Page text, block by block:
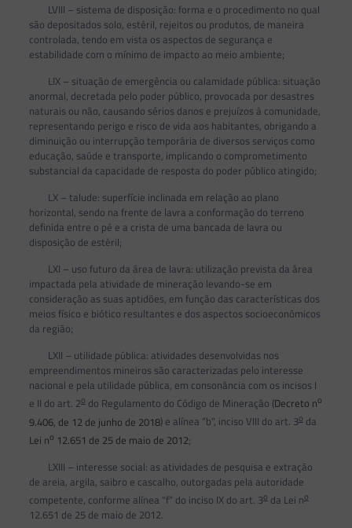
LVIII – sistema de disposição: forma e o procedimento no qual
são depositados solo, estéril, rejeitos ou produtos, de maneira
controlada, tendo em vista os aspectos de segurança e
estabilidade com o mínimo de impacto ao meio ambiente;
LIX – situação de emergência ou calamidade pública: situação
anormal, decretada pelo poder público, provocada por desastres
naturais ou não, causando sérios danos e prejuízos à comunidade,
representando perigo e risco de vida aos habitantes, obrigando a
diminuição ou interrupção temporária de diversos serviços como
educação, saúde e transporte, implicando o comprometimento
substancial da capacidade de resposta do poder público atingido;
LX – talude: superfície inclinada em relação ao plano
horizontal, sendo na frente de lavra a conformação do terreno
definida entre o pé e a crista de uma bancada de lavra ou
disposição de estéril;
LXI – uso futuro da área de lavra: utilização prevista da área
impactada pela atividade de mineração levando-se em
consideração as suas aptidões, em função das características dos
meios físico e biótico resultantes e dos aspectos socioeconômicos
da região;
LXII – utilidade pública: atividades desenvolvidas nos
empreendimentos mineiros são caracterizadas pelo interesse
nacional e pela utilidade pública, em consonância com os incisos I
e II do art. 2odo Regulamento do Código de Mineração (Decreto no
9.406, de 12 de junho de 2018) e alínea “b”, inciso VIII do art. 3oda
Lei no 12.651 de 25 de maio de 2012;
LXIII – interesse social: as atividades de pesquisa e extração
de areia, argila, saibro e cascalho, outorgadas pela autoridade
competente, conforme alínea “f” do inciso IX do art. 3oda Lei no
12.651 de 25 de maio de 2012.